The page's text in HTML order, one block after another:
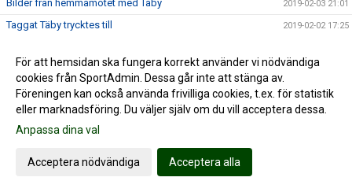
Bilder från hemmamötet med Täby 2019-02-03 21:01
Taggat Täby trycktes till 2019-02-02 17:25
Seger nr 13 av 14 möjliga 2019-01-27 22:28
B-laget till Nordens största nästa på tur... 2019-01-24 22:30
Stabil bortaseger mot Rosersberg 2019-01-19 23:40
Damerna reser till Rosersberg
Ny derbyseger för damlaget
Årets första hemmamatch för damerna
För att hemsidan ska fungera korrekt använder vi nödvändiga
cookies från SportAdmin. Dessa går inte att stänga av.
Föreningen kan också använda frivilliga cookies, t.ex. för statistik
eller marknadsföring. Du väljer själv om du vill acceptera dessa.
Anpassa dina val
Acceptera nödvändiga Acceptera alla